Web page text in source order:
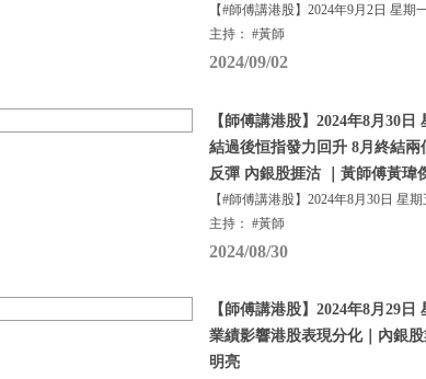
【#師傅講港股】2024年9月2日 星期
主持： #黃師
2024/09/02
【師傅講港股】2024年8月30
結過後恒指發力回升 8月終結
反彈 內銀股捱沽 ｜黃師傅黃瑋
【#師傅講港股】2024年8月30日 星期
主持： #黃師
2024/08/30
【師傅講港股】2024年8月29
業績影響港股表現分化｜內銀
明亮